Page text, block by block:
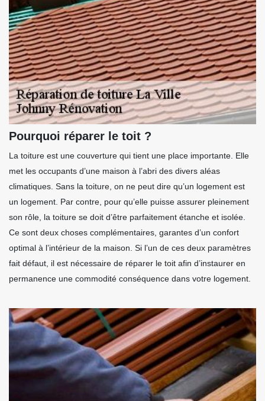
Pourquoi réparer le toit ?
La toiture est une couverture qui tient une place importante. Elle
met les occupants d’une maison à l’abri des divers aléas
climatiques. Sans la toiture, on ne peut dire qu’un logement est
un logement. Par contre, pour qu’elle puisse assurer pleinement
son rôle, la toiture se doit d’être parfaitement étanche et isolée.
Ce sont deux choses complémentaires, garantes d’un confort
optimal à l’intérieur de la maison. Si l’un de ces deux paramètres
fait défaut, il est nécessaire de réparer le toit afin d’instaurer en
permanence une commodité conséquence dans votre logement.